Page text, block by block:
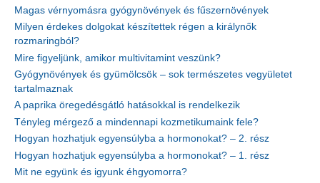
Magas vérnyomásra gyógynövények és fűszernövények
Milyen érdekes dolgokat készítettek régen a királynők
rozmaringból?
Mire figyeljünk, amikor multivitamint veszünk?
Gyógynövények és gyümölcsök – sok természetes vegyületet
tartalmaznak
A paprika öregedésgátló hatásokkal is rendelkezik
Tényleg mérgező a mindennapi kozmetikumaink fele?
Hogyan hozhatjuk egyensúlyba a hormonokat? – 2. rész
Hogyan hozhatjuk egyensúlyba a hormonokat? – 1. rész
Mit ne együnk és igyunk éhgyomorra?